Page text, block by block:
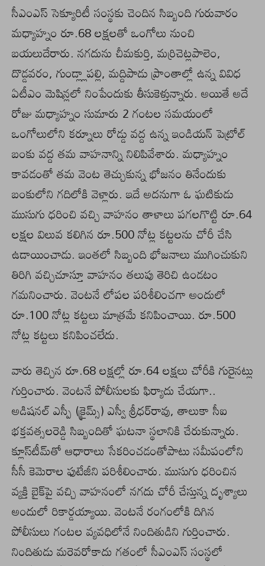
సీఎంఎస్‌ సెక్యూరిటీ సంస్థకు చెందిన సిబ్బంది గురువారం
మధ్యాహ్నం రూ.68 లక్షలతో ఒంగోలు నుంచి
బయలుదేరారు. నగదును చీమకుర్తి, మర్రిచెట్లపాలెం,
దొడ్డవరం, గుండ్ల్లాపల్లి, మద్దిపాడు ప్రాంతాల్లో ఉన్న వివిధ
ఏటీఎం మెషిన్లలో నింపేందుకు తీసుకెళ్తున్నారు. అయితే అదే
రోజు మధ్యాహ్నం సుమారు 2 గంటల సమయంలో
ఒంగోలులోని కర్నూలు రోడ్డు వద్ద ఉన్న ఇండియన్‌ పెట్రోల్‌
బంకు వద్ద తమ వాహనాన్ని నిలిపివేశారు. మధ్యాహ్నం
కావడంతో తమ వెంట తెచ్చుకున్న భోజనం తినేందుకు
బంకులోని గదిలోకి వెళ్లారు. ఇదే అదనుగా ఓ ఘటికుడు
ముసుగు ధరించి వచ్చి వాహనం తాళాలు పగలగొట్టి రూ.64
లక్షల విలువ కలిగిన రూ.500 నోట్ల కట్టలను చోరీ చేసి
ఉడాయించాడు. ఇంతలో సిబ్బంది భోజనాలు ముగించుకుని
తిరిగి వచ్చిచూస్తూ వాహనం తలుపు తెరిచి ఉండటం
గమనించారు. వెంటనే లోపల పరిశీలించగా అందులో
రూ.100 నోట్ల కట్టలు మాత్రమే కనిపించాయి. రూ.500
నోట్ల కట్టలు కనిపించలేదు.
వారు తెచ్చిన రూ.68 లక్షల్లో రూ.64 లక్షలు చోరీకి గురైనట్లు
గుర్తించారు. వెంటనే పోలీసులకు ఫిర్యాదు చేయగా..
అడిషనల్‌ ఎస్పీ (క్రైమ్స్‌) ఎస్వీ శ్రీధర్‌రావు, తాలుకా సీఐ
భక్తవత్సలరెడ్డి సిబ్బందితో ఘటనా స్థలానికి చేరుకున్నారు.
క్లూస్‌టీమ్‌తో ఆధారాలు సేకరించడంతోపాటు సమీపంలోని
సీసీ కెమెరాల ఫుటేజీని పరిశీలించారు. ముసుగు ధరించిన
వ్యక్తి బైక్‌పై వచ్చి వాహనంలో నగదు చోరీ చేస్తున్న దృశ్యాలు
అందులో రికార్డయ్యాయి. వెంటనే రంగంలోకి దిగిన
పోలీసులు గంటల వ్యవధిలోనే నిందితుడిని గుర్తించారు.
నిందితుడు మరెవరోకాదు గతంలో సీఎంఎస్‌ సంస్థలో